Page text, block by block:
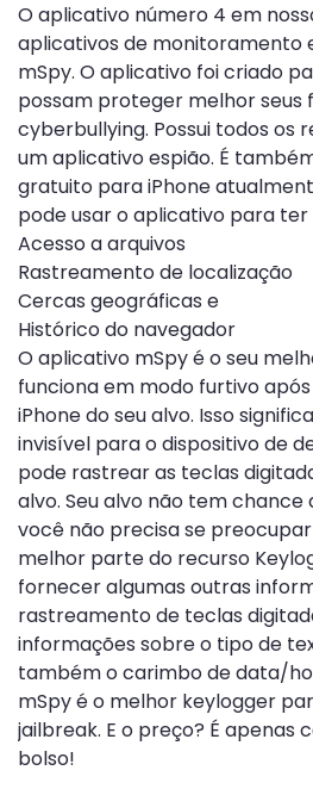
O aplicativo número 4 em
aplicativos de monitoramento
mSpy. O aplicativo foi criado
possam proteger melhor seus
cyberbullying. Possui todos os
um aplicativo espião. É
gratuito para iPhone
pode usar o aplicativo para ter
Acesso a arquivos
Rastreamento de localização
Cercas geográficas e
Histórico do navegador
O aplicativo mSpy é o seu
funciona em modo furtivo
iPhone do seu alvo. Isso
invisível para o dispositivo de
pode rastrear as teclas
alvo. Seu alvo não tem
você não precisa se
melhor parte do recurso
fornecer algumas outras
rastreamento de teclas
informações sobre o tipo de
também o carimbo de data/
mSpy é o melhor keylogger
jailbreak. E o preço? É apenas
bolso!